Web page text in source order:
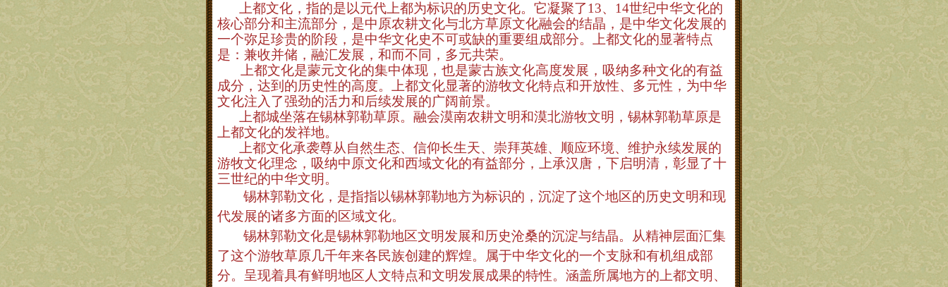
上都文化，指的是以元代上都为标识的历史文化。它凝聚了13、 14世纪中华文化的
核心部分和主流部分，是中原农耕文化与北方草原文化融会的结晶，是中华文化发展的
一个弥足珍贵的阶段，是中华文化史不可或缺的重要组成部分。上都文化的显著特点
是：兼收并储，融汇发展，和而不同，多元共荣。
上都文化是蒙元文化的集中体现，也是蒙古族文化高度发展，吸纳多种文化的有益
成分，达到的历史性的高度。上都文化显著的游牧文化特点和开放性、多元性，为中华
文化注入了强劲的活力和后续发展的广阔前景。
上都城坐落在锡林郭勒草原。融会漠南农耕文明和漠北游牧文明，锡林郭勒草原是
上都文化的发祥地。
上都文化承袭尊从自然生态、信仰长生天、崇拜英雄、顺应环境、维护永续发展的
游牧文化理念，吸纳中原文化和西域文化的有益部分，上承汉唐，下启明清，彰显了十
三世纪的中华文明。
锡林郭勒文化，是指指以锡林郭勒地方为标识的，沉淀了这个地区的历史文明和现
代发展的诸多方面的区域文化。
锡林郭勒文化是锡林郭勒地区文明发展和历史沧桑的沉淀与结晶。从精神层面汇集
了这个游牧草原几千年来各民族创建的辉煌。属于中华文化的一个支脉和有机组成部
分。呈现着具有鲜明地区人文特点和文明发展成果的特性。涵盖所属地方的上都文明、